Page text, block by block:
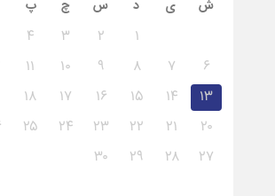
ش
ی د س چ پ
۱ ۲ ۳ ۴
۶
۷ ۸ ۹ ۱۰ ۱۱
۱۳
۱۴ ۱۵ ۱۶ ۱۷ ۱۸
۲۰
۲۱ ۲۲ ۲۳ ۲۴ ۲۵
۲۷
۲۸ ۲۹ ۳۰